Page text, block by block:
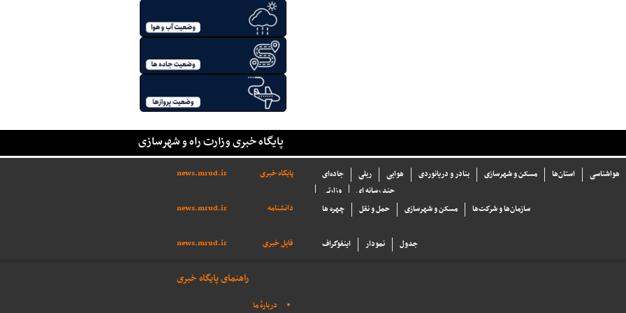
پایگاه خبری وزارت راه و شهرسازی
پایگاه خبری news.mrud.ir جاده‌ای ریلی هوایی بنادر و دریانوردی مسکن و شهرسازی استان‌ها
هواشناسی
وزارتی
چند رسانه ای
دانشنامه
news.mrud.ir چهره ها حمل و نقل مسکن و شهرسازی سازما‌ن‌ها و شركت‌ها
فایل خبری news.mrud.ir اینفوگراف نمودار جدول
راهنمای پایگاه خبری
دربارهٔ ما